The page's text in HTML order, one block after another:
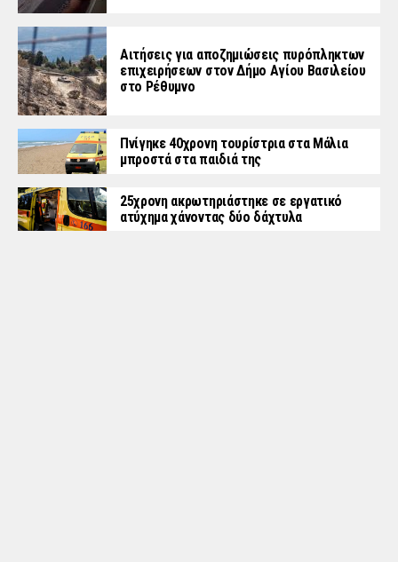
Αιτήσεις για αποζημιώσεις πυρόπληκτων
επιχειρήσεων στον Δήμο Αγίου Βασιλείου
στο Ρέθυμνο
Πνίγηκε 40χρονη τουρίστρια στα Μάλια
μπροστά στα παιδιά της
25χρονη ακρωτηριάστηκε σε εργατικό
ατύχημα χάνοντας δύο δάχτυλα